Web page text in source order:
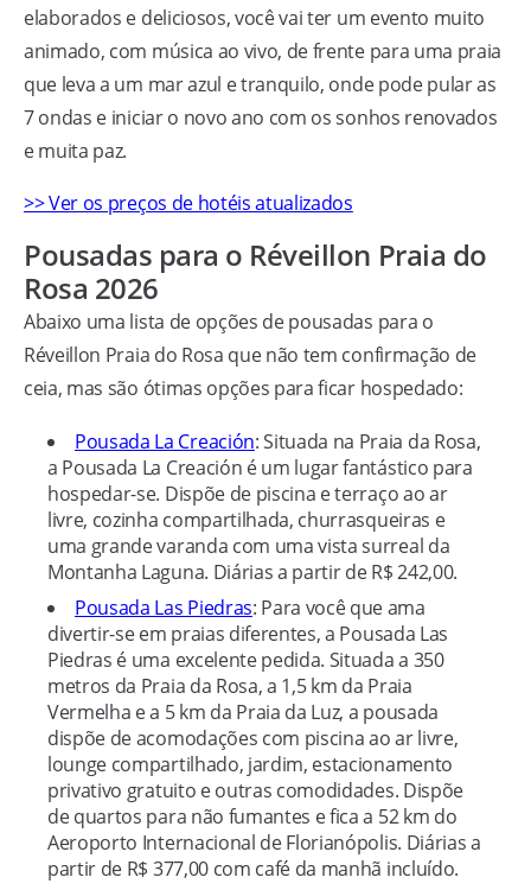
elaborados e deliciosos, você vai ter um evento muito
animado, com música ao vivo, de frente para uma praia
que leva a um mar azul e tranquilo, onde pode pular as
7 ondas e iniciar o novo ano com os sonhos renovados
e muita paz.
>> Ver os preços de hotéis atualizados
Pousadas para o Réveillon Praia do
Rosa 2026
Abaixo uma lista de opções de pousadas para o
Réveillon Praia do Rosa que não tem confirmação de
ceia, mas são ótimas opções para ficar hospedado:
Pousada La Creación: Situada na Praia da Rosa,
a Pousada La Creación é um lugar fantástico para
hospedar-se. Dispõe de piscina e terraço ao ar
livre, cozinha compartilhada, churrasqueiras e
uma grande varanda com uma vista surreal da
Montanha Laguna. Diárias a partir de R$ 242,00.
Pousada Las Piedras: Para você que ama
divertir-se em praias diferentes, a Pousada Las
Piedras é uma excelente pedida. Situada a 350
metros da Praia da Rosa, a 1,5 km da Praia
Vermelha e a 5 km da Praia da Luz, a pousada
dispõe de acomodações com piscina ao ar livre,
lounge compartilhado, jardim, estacionamento
privativo gratuito e outras comodidades. Dispõe
de quartos para não fumantes e fica a 52 km do
Aeroporto Internacional de Florianópolis. Diárias a
partir de R$ 377,00 com café da manhã incluído.